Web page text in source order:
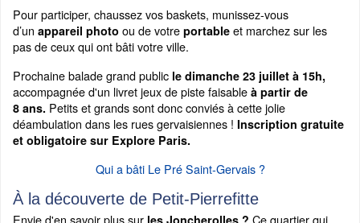
Pour participer, chaussez vos baskets, munissez-vous
d’un appareil photo ou de votre portable et marchez sur les
pas de ceux qui ont bâti votre ville.
Prochaine balade grand public le dimanche 23 juillet à 15h,
accompagnée d'un livret jeux de piste faisable à partir de
8 ans. Petits et grands sont donc conviés à cette jolie
déambulation dans les rues gervaisiennes ! Inscription gratuite
et obligatoire sur Explore Paris.
Qui a bâti Le Pré Saint-Gervais ?
À la découverte de Petit-Pierrefitte
Envie d'en savoir plus sur
Ce quartier qui